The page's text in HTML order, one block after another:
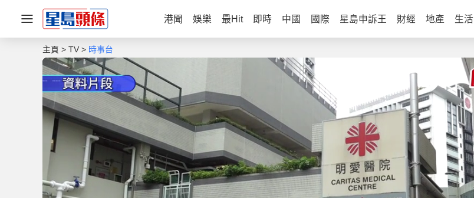
港聞 娛樂 最Hit 即時 中國 國際 星島申訴王 財經 地產 生活
主頁 TV 時事台